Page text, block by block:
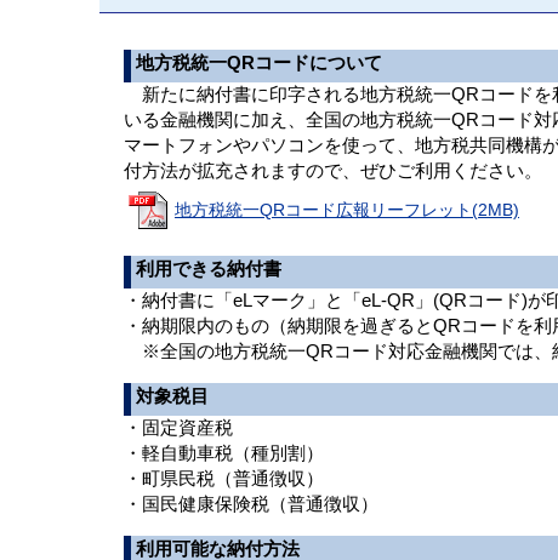
地方税統一QRコードについて
新たに納付書に印字される地方税統一QRコード
いる金融機関に加え、全国の地方税統一QRコード
マートフォンやパソコンを使って、地方税共同機構
付方法が拡充されますので、ぜひご利用ください。
地方税統一QRコード広報リーフレット(2MB)
利用できる納付書
・納付書に「eLマーク」と「eL-QR」(QRコード)が
・納期限内のもの（納期限を過ぎるとQRコードを利
※全国の地方税統一QRコード対応金融機関では、
対象税目
・固定資産税
・軽自動車税（種別割）
・町県民税（普通徴収）
・国民健康保険税（普通徴収）
利用可能な納付方法